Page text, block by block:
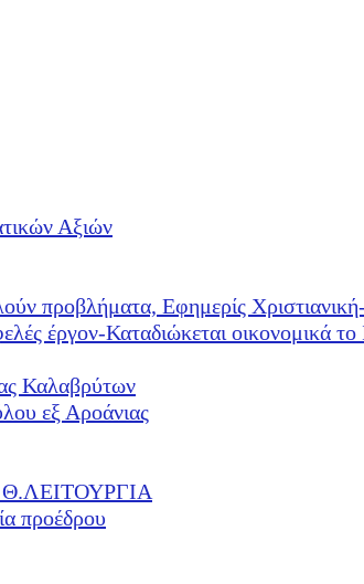
Αξιών
προβλήματα, Εφημερίς
έργον-Καταδιώκεται
Καλαβρύτων
εξ Αροάνιας
προέδρου